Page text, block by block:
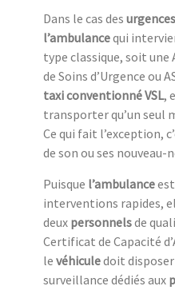
Dans le cas des
l’ambulancequi
type classique, soit une
de Soins d’Urgence ou
taxi conventionné VSL,
transporter qu’un seul
Ce qui fait l’exception,
de son ou ses nouveau-
Puisque l’ambulance
interventions rapides,
deux personnelsde
Certificat de Capacité
le véhiculedoit
surveillance dédiés aux